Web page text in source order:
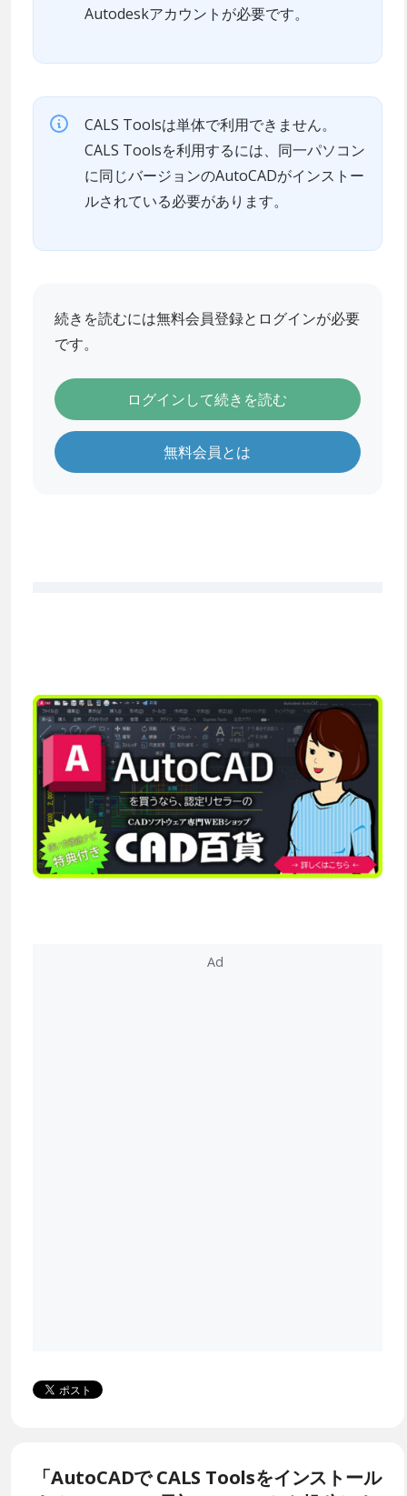
Autodeskアカウントが必要です。
CALS Toolsは単体で利用できません。
CALS Toolsを利用するには、同一パソコン
に同じバージョンのAutoCADがインストー
ルされている必要があります。
続きを読むには無料会員登録とログインが必要
です。
ログインして続きを読む
無料会員とは
「AutoCADで CALS Toolsをインストール